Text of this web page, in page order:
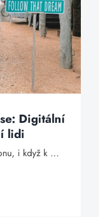
Digitální
lidi
i když k ...